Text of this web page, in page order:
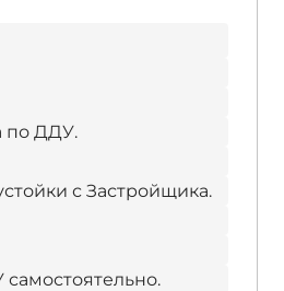
по ДДУ.
с Застройщика.